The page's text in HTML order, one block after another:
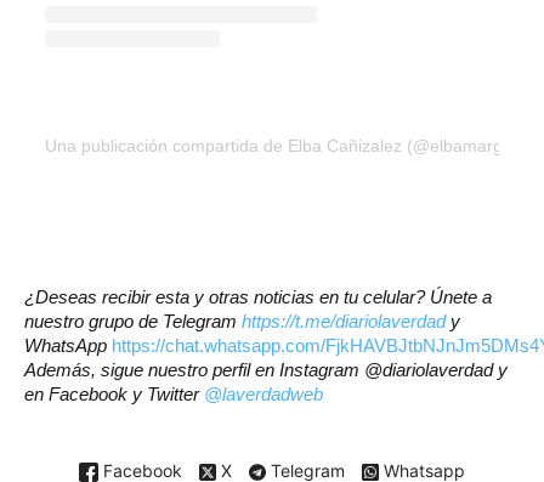
Una publicación compartida de Elba Cañizalez
¿Deseas recibir esta y otras noticias en tu celular? Únete a
nuestro grupo de Telegram https://t.me/diariolaverdady
WhatsApp https://chat.whatsapp.com/
Además, sigue nuestro perfil en Instagram @diariolaverdad y
en Facebook y Twitter @laverdadweb
Facebook X Telegram Whatsapp